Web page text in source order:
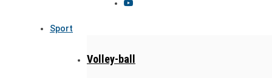
Sport
Volley-ball